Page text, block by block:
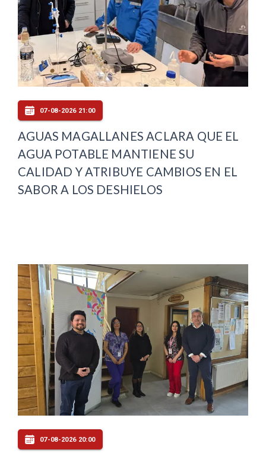
07-08-2026 21:00
AGUAS MAGALLANES ACLARA QUE EL
AGUA POTABLE MANTIENE SU
CALIDAD Y ATRIBUYE CAMBIOS EN EL
SABOR A LOS DESHIELOS
07-08-2026 20:00